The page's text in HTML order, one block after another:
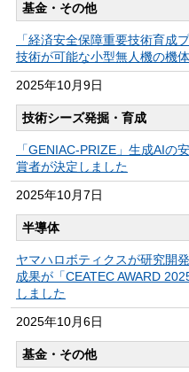
基金・その他
「経済安全保障重要技術育成
技術が可能な小型無人機の機
2025年10月9日
技術シーズ発掘・育成
「GENIAC-PRIZE」生成AIの
賞者が決定しました
2025年10月7日
半導体
ヤマハロボティクスが研究開
成果が「CEATEC AWARD
しました
2025年10月6日
基金・その他